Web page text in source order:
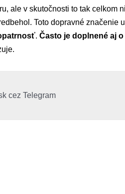
ale v skutočnosti to tak celkom
Toto dopravné značenie
. Často je doplnené aj
cez Telegram